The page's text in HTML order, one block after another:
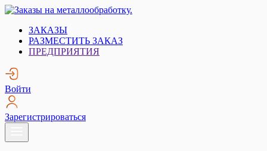
Skip
content
Заказы на металлообработку.
Металлообработка. Открытые заказы на металлообработку.
ЗАКАЗЫ
РАЗМЕСТИТЬ ЗАКАЗ
ПРЕДПРИЯТИЯ
Войти
Зарегистрироваться